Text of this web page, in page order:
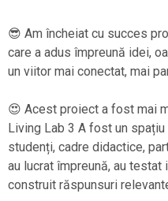
😎 Am încheiat cu succes
care a adus împreună idei,
un viitor mai conectat, mai
😍 Acest proiect a fost mai
Living Lab 3 A fost un
studenți, cadre didactice,
au lucrat împreună, au testat
construit răspunsuri